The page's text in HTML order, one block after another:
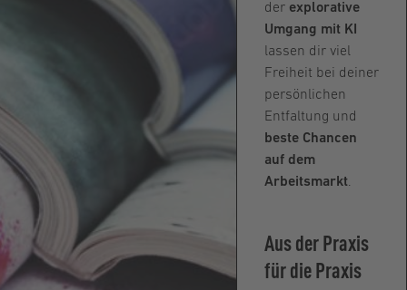
der explorative
Umgang mit KI
lassen dir viel
Freiheit bei deiner
persönlichen
Entfaltung und
beste Chancen
auf dem
Arbeitsmarkt.
Aus der Praxis
für die Praxis